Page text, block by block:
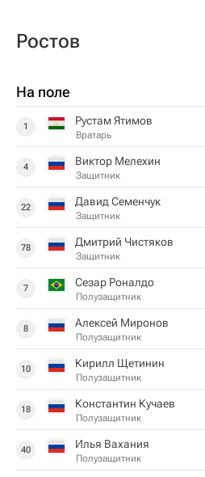
Ростов
На поле
1 Рустам Ятимов
Вратарь
4 Виктор Мелехин
Защитник
22 Давид Семенчук
Защитник
78 Дмитрий Чистяков
Защитник
7 Сезар Роналдо
Полузащитник
8 Алексей Миронов
Полузащитник
10 Кирилл Щетинин
Полузащитник
18 Константин Кучаев
Полузащитник
40 Илья Вахания
Полузащитник